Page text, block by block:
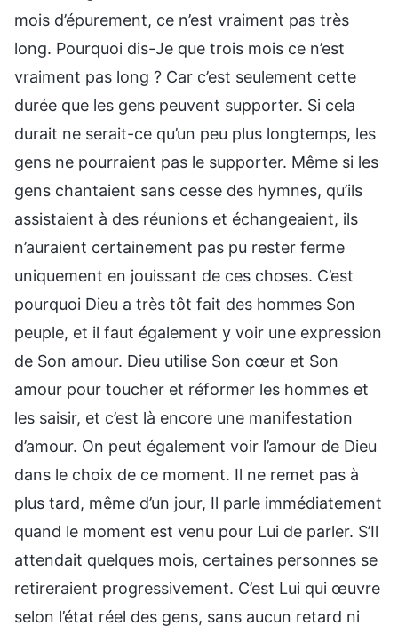
mois d’épurement, ce n’est vraiment pas très
long. Pourquoi dis-Je que trois mois ce n’est
vraiment pas long ? Car c’est seulement cette
durée que les gens peuvent supporter. Si cela
durait ne serait-ce qu’un peu plus longtemps, les
gens ne pourraient pas le supporter. Même si les
gens chantaient sans cesse des hymnes, qu’ils
assistaient à des réunions et échangeaient, ils
n’auraient certainement pas pu rester ferme
uniquement en jouissant de ces choses. C’est
pourquoi Dieu a très tôt fait des hommes Son
peuple, et il faut également y voir une expression
de Son amour. Dieu utilise Son cœur et Son
amour pour toucher et réformer les hommes et
les saisir, et c’est là encore une manifestation
d’amour. On peut également voir l’amour de Dieu
dans le choix de ce moment. Il ne remet pas à
plus tard, même d’un jour, Il parle immédiatement
quand le moment est venu pour Lui de parler. S’Il
attendait quelques mois, certaines personnes se
retireraient progressivement. C’est Lui qui œuvre
selon l’état réel des gens, sans aucun retard ni